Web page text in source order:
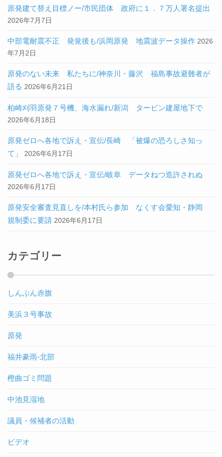
原発建て替え目標ノー/市民団体 政府に１．７万人署名提出
2026年7月7日
中部電耐震不正 発覚後も/浜岡原発 地震波データ操作 2026
年7月2日
原発のない未来 私たちに/神奈川・藤沢 福島事故避難者が
語る 2026年6月21日
柏崎刈羽原発７号機、海水漏れ/新潟 タービン建屋地下で
2026年6月18日
原発ゼロへ各地で訴え・宣伝/長崎 「被爆の恐ろしさ知っ
て」
2026年6月17日
原発ゼロへ各地で訴え・宣伝/岐阜 データねつ造許されぬ
2026年6月17日
原発安全審査見直しを/本村氏ら参加 なくす会愛知・静岡
規制委に要請 2026年6月17日
カテゴリー
しんぶん赤旗
美浜３号事故
原発
福井豪雨-北部
樫曲ゴミ問題
中池見湿地
議員・候補者の活動
ビデオ